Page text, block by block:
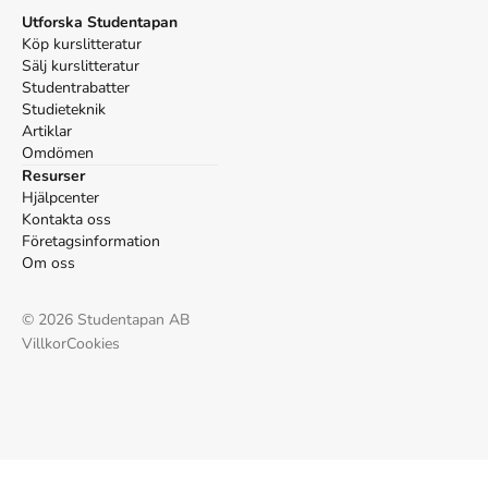
Utforska Studentapan
Köp kurslitteratur
Sälj kurslitteratur
Studentrabatter
Studieteknik
Artiklar
Omdömen
Resurser
Hjälpcenter
Kontakta oss
Företagsinformation
Om oss
© 2026 Studentapan AB
VillkorCookies